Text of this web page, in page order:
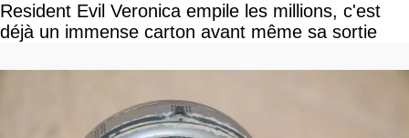
Resident Evil Veronica empile les millions, c'est
déjà un immense carton avant même sa sortie